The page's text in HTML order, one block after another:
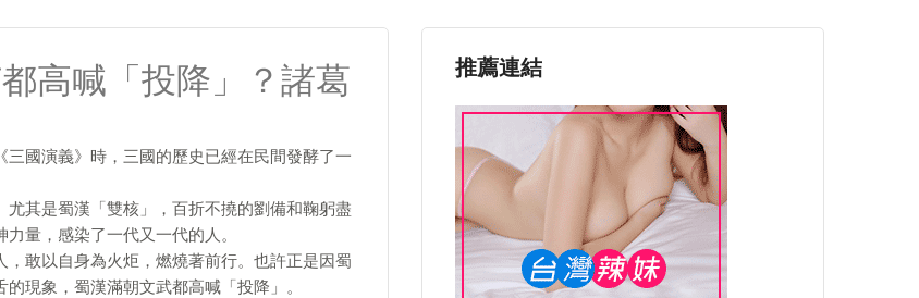
高喊「投降」？諸葛
三國演義》時，三國的歷史已經在民間發酵了一
其是蜀漢「雙核」，百折不撓的劉備和鞠躬盡
量，感染了一代又一代的人。
敢以自身為火炬，燃燒著前行。也許正是因蜀
現象，蜀漢滿朝文武都高喊「投降」。
推薦連結